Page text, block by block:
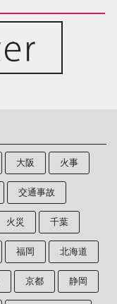
大阪 火事
交通事故
火災 千葉
福岡 北海道
京都 静岡